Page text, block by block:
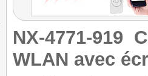
NX-4771-919
WLAN avec